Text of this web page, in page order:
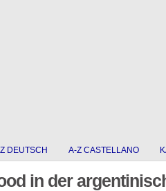
DEUTSCH A-Z CASTELLANO
in der